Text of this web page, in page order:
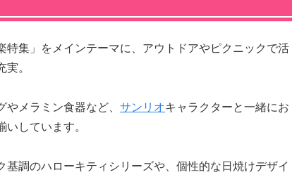
特集」をメインテーマに、アウトドアやピクニックで活
。
メラミン食器など、 サンリオキャラクターと一緒にお
しています。
基調のハローキティシリーズや、個性的な日焼けデザイ